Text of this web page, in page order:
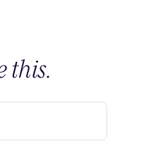
this.